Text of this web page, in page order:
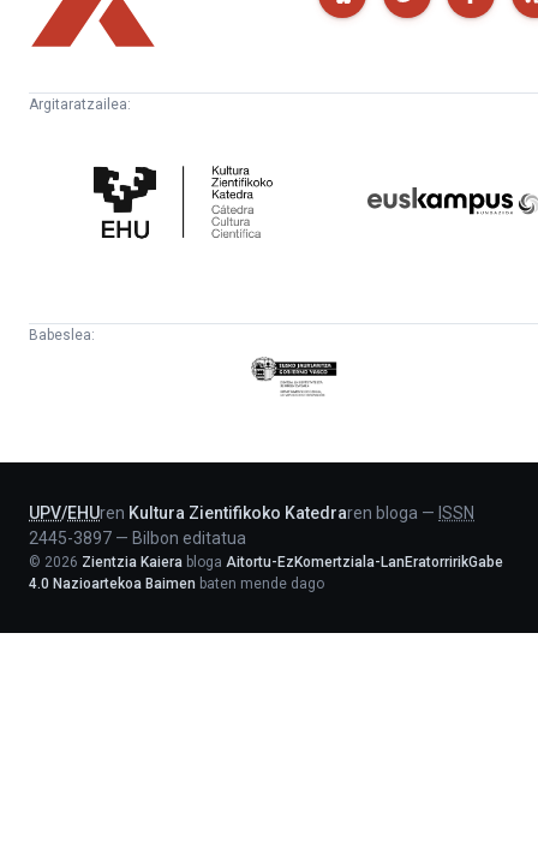
Argitaratzailea:
Zientifikoko
Katedra
Babeslea:
Eusko
Jaurlaritza
UPV/EHUren Kultura Zientifikoko Katedraren bloga — ISSN
2445-3897 — Bilbon editatua
© 2026 Zientzia Kaiera bloga Aitortu-EzKomertziala-LanEratorririkGabe
4.0 Nazioartekoa Baimen baten mende dago